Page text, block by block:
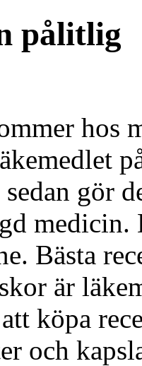
pålitlig
hos
gör
Bästa
är
köpa
och